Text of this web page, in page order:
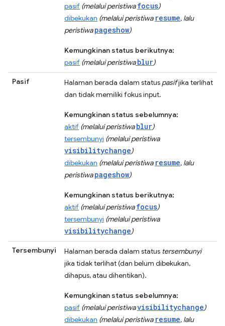
pasif (melalui peristiwafocus)
dibekukan (melalui peristiwa resume, lalu
peristiwapageshow)
Kemungkinan status berikutnya:
pasif (melalui peristiwa blur)
Pasif Halaman berada dalam status pasifjika terlihat
dan tidak memiliki fokus input.
Kemungkinan status sebelumnya:
aktif (melalui peristiwablur)
tersembunyi (melalui peristiwa
visibilitychange)
dibekukan (melalui peristiwa resume, lalu
peristiwapageshow)
Kemungkinan status berikutnya:
aktif (melalui peristiwafocus)
tersembunyi (melalui peristiwa
visibilitychange)
Tersembunyi Halaman berada dalam status tersembunyi
jika tidak terlihat (dan belum dibekukan,
dihapus, atau dihentikan).
Kemungkinan status sebelumnya:
pasif (melalui peristiwavisibilitychange)
dibekukan (melalui peristiwa resume, lalu